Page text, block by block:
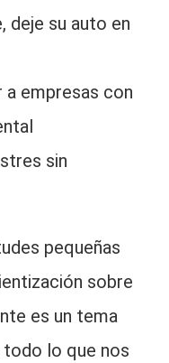
deje su auto en
a empresas con
sin
pequeñas
sobre
es un tema
lo que nos